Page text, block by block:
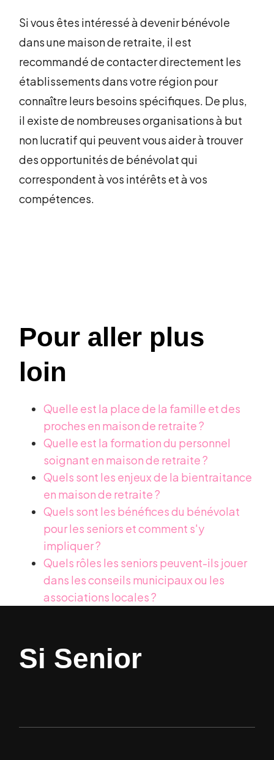
Si vous êtes intéressé à devenir bénévole
dans une maison de retraite, il est
recommandé de contacter directement les
établissements dans votre région pour
connaître leurs besoins spécifiques. De plus,
il existe de nombreuses organisations à but
non lucratif qui peuvent vous aider à trouver
des opportunités de bénévolat qui
correspondent à vos intérêts et à vos
compétences.
Pour aller plus
loin
Quelle est la place de la famille et des
proches en maison de retraite ?
Quelle est la formation du personnel
soignant en maison de retraite ?
Quels sont les enjeux de la bientraitance
en maison de retraite ?
Quels sont les bénéfices du bénévolat
pour les seniors et comment s'y
impliquer ?
Quels rôles les seniors peuvent-ils jouer
dans les conseils municipaux ou les
associations locales ?
Si Senior